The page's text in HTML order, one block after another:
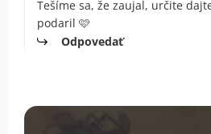
Tešíme sa, že zaujal, určite
podaril 🩷
Odpovedať